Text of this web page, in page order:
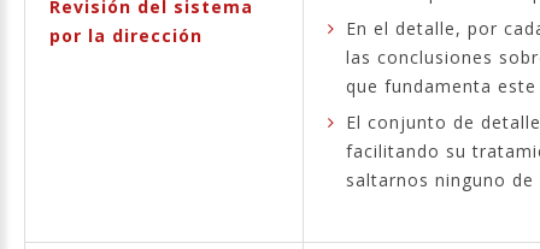
Revisión del sistema
por la dirección
En el detalle, por
las conclusiones
que fundamenta
El conjunto de
facilitando su
saltarnos ninguno de